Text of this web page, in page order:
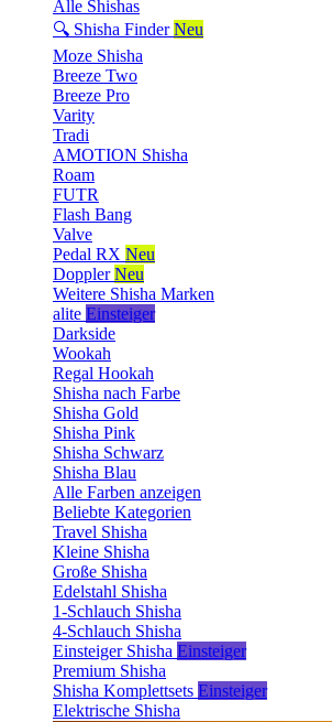
Alle Shishas
🔍 Shisha Finder Neu
Moze Shisha
Breeze Two
Breeze Pro
Varity
Tradi
AMOTION Shisha
Roam
FUTR
Flash Bang
Valve
Pedal RX Neu
Doppler Neu
Weitere Shisha Marken
alite Einsteiger
Darkside
Wookah
Regal Hookah
Shisha nach Farbe
Shisha Gold
Shisha Pink
Shisha Schwarz
Shisha Blau
Alle Farben anzeigen
Beliebte Kategorien
Travel Shisha
Kleine Shisha
Große Shisha
Edelstahl Shisha
1-Schlauch Shisha
4-Schlauch Shisha
Einsteiger Shisha Einsteiger
Premium Shisha
Shisha Komplettsets Einsteiger
Elektrische Shisha